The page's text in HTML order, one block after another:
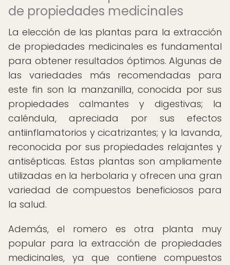
de propiedades medicinales
La elección de las plantas para la extracción
de propiedades medicinales es fundamental
para obtener resultados óptimos. Algunas de
las variedades más recomendadas para
este fin son la manzanilla, conocida por sus
propiedades calmantes y digestivas; la
caléndula, apreciada por sus efectos
antiinflamatorios y cicatrizantes; y la lavanda,
reconocida por sus propiedades relajantes y
antisépticas. Estas plantas son ampliamente
utilizadas en la herbolaria y ofrecen una gran
variedad de compuestos beneficiosos para
la salud.
Además, el romero es otra planta muy
popular para la extracción de propiedades
medicinales, ya que contiene compuestos